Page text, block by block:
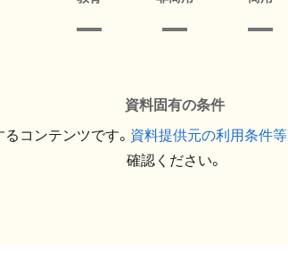
資料固有の条件
コンテンツです。 資料提供元の利用条件等
確認ください。